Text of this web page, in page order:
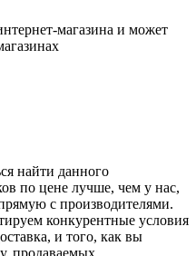
магазина и может
найти данного
по цене лучше, чем у нас,
с производителями.
конкурентные условия
и того, как вы
продаваемых